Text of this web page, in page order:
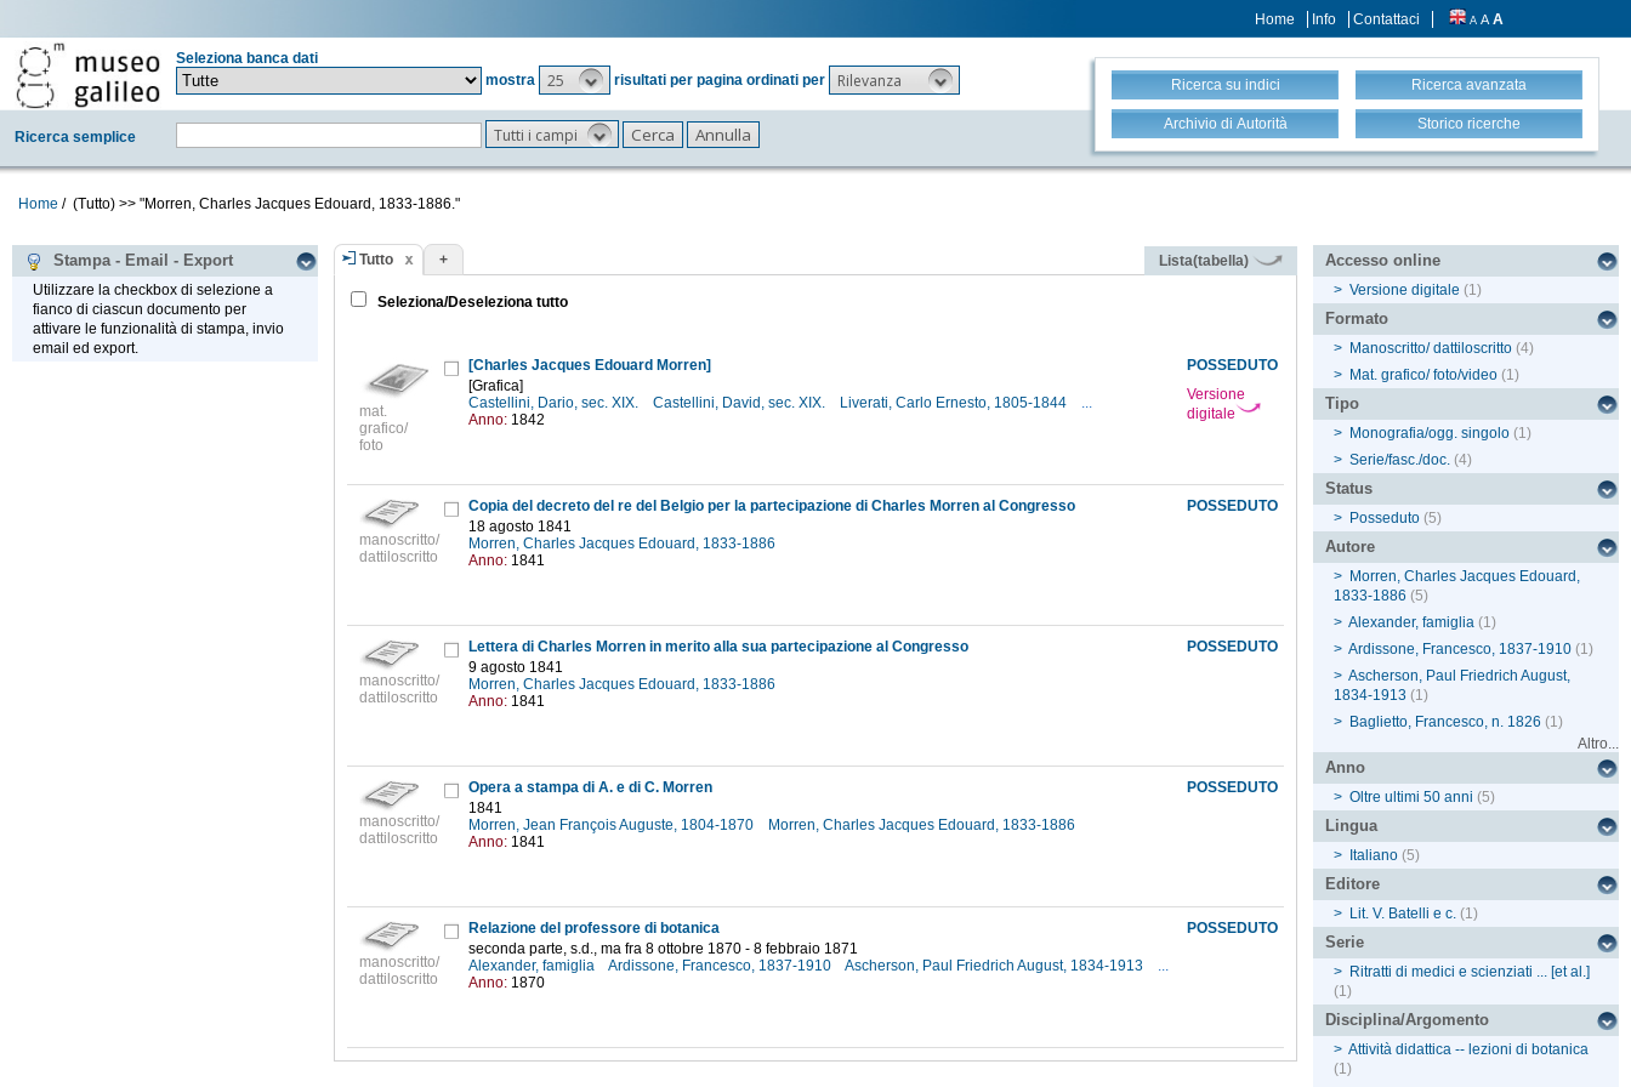
Home Info Contattaci A A A
Seleziona banca dati
mostra
25 risultati per pagina ordinati per Rilevanza
Ricerca semplice Tutti i campi
Ricerca su indici Ricerca avanzata
Archivio di Autorità Storico ricerche
Home / (Tutto) >> "Morren, Charles Jacques Edouard, 1833-1886."
Stampa - Email - Export
Utilizzare la checkbox di selezione a
fianco di ciascun documento per
attivare le funzionalità di stampa, invio
email ed export.
Tutto + Lista(tabella)
Seleziona/Deseleziona tutto
mat.
grafico/
foto
POSSEDUTO
Versione
digitale
[Charles Jacques Edouard Morren]
[Grafica]
Castellini, Dario, sec. XIX.
Castellini, David, sec. XIX. Liverati, Carlo Ernesto, 1805-1844
...
Anno: 1842
manoscritto/
dattiloscritto
POSSEDUTO
Copia del decreto del re del Belgio per la partecipazione di Charles Morren al Congresso
18 agosto 1841
Morren, Charles Jacques Edouard, 1833-1886
Anno: 1841
manoscritto/
dattiloscritto
POSSEDUTO
Lettera di Charles Morren in merito alla sua partecipazione al Congresso
9 agosto 1841
Morren, Charles Jacques Edouard, 1833-1886
Anno: 1841
manoscritto/
dattiloscritto
POSSEDUTO
Opera a stampa di A. e di C. Morren
1841
Morren, Jean François Auguste, 1804-1870
Morren, Charles Jacques Edouard, 1833-1886
Anno: 1841
manoscritto/
dattiloscritto
POSSEDUTO
Relazione del professore di botanica
seconda parte, s.d., ma fra 8 ottobre 1870 - 8 febbraio 1871
Alexander, famiglia
Ardissone, Francesco, 1837-1910 Ascherson, Paul Friedrich August, 1834-1913
...
Anno: 1870
Accesso online
> Versione digitale (1)
Formato
> Manoscritto/ dattiloscritto (4)
> Mat. grafico/ foto/video (1)
Tipo
> Monografia/ogg. singolo (1)
> Serie/fasc./doc. (4)
Status
> Posseduto (5)
Autore
> Morren, Charles Jacques Edouard,
1833-1886 (5)
> Alexander, famiglia (1)
> Ardissone, Francesco, 1837-1910 (1)
> Ascherson, Paul Friedrich August,
1834-1913 (1)
> Baglietto, Francesco, n. 1826 (1)
Altro...
Anno
> Oltre ultimi 50 anni (5)
Lingua
> Italiano (5)
Editore
> Lit. V. Batelli e c. (1)
Serie
> Ritratti di medici e scienziati ... [et al.]
(1)
Disciplina/Argomento
> Attività didattica -- lezioni di botanica
(1)